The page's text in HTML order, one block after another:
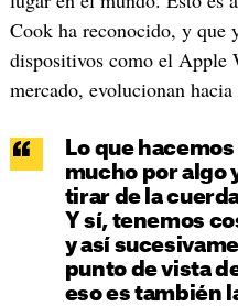
Cook ha reconocido, y que
dispositivos como el Apple
mercado, evolucionan hacia
Lo que
mucho por algo
tirar de la
Y sí, tenemos
y así
punto de vista
eso es también